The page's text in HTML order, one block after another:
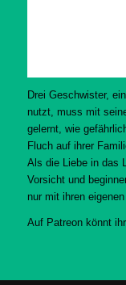
Drei Geschwister,
nutzt, muss mit
gelernt, wie
Fluch auf ihrer
Als die Liebe in das
Vorsicht und
nur mit ihren
Auf Patreon könnt